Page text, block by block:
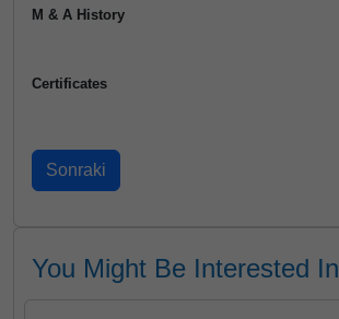
M & A History
Certificates
You Might Be Interested In